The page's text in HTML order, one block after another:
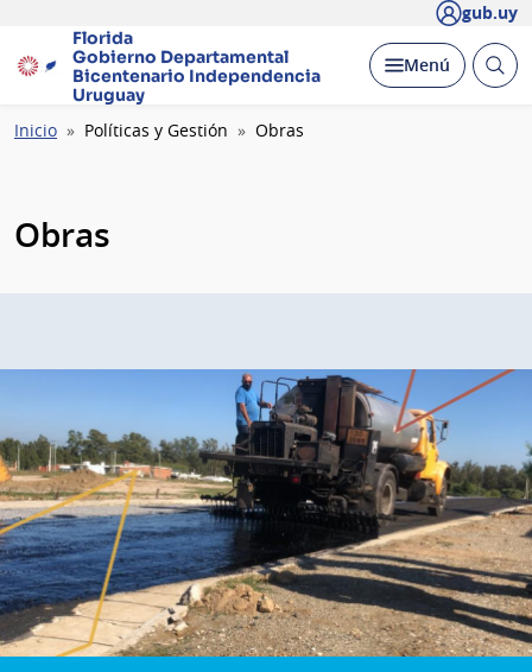
gub.uy
Florida
Gobierno Departamental
Bicentenario Independencia
Uruguay
Desplegar
Menú Abrir
Ruta
Inicio Políticas y Gestión Obras
Obras